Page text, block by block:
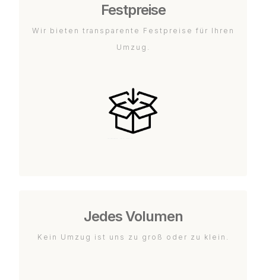
Festpreise
Wir bieten transparente Festpreise für Ihren
Umzug.
Jedes Volumen
Kein Umzug ist uns zu groß oder zu klein.